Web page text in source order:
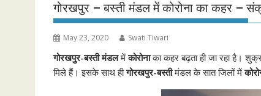
गोरखपुर – बस्‍ती मंडल में कोरोना का कहर –
May 23, 2020 Swati Tiwari
गोरखपुर-बस्‍ती मंडलमेंकोरोनाका कहर बढ़ता ही जा रहा है।
मिले हैं। इसके साथ हीगोरखपुर-बस्‍तीमंडल के सात जिलों में